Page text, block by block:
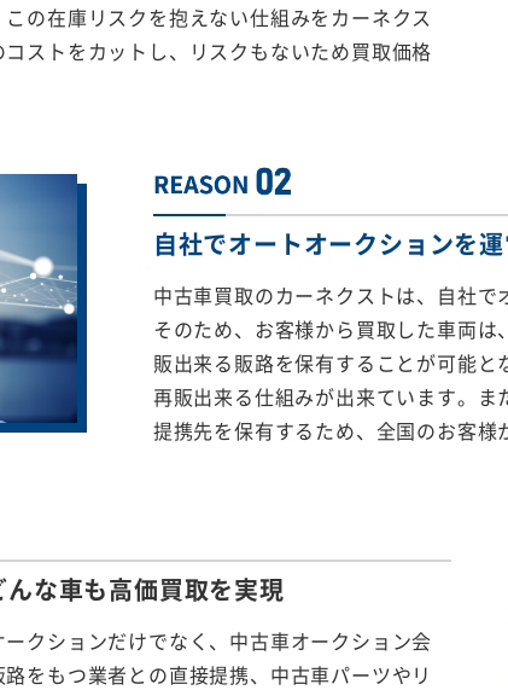
の在庫リスクを抱えない仕組みをカーネクス
ストをカットし、リスクもないため買取価格
自社でオートオークションを
中古車買取のカーネクストは、自社で
そのため、お客様から買取した車両
販出来る販路を保有することが可能
再販出来る仕組みが出来ています。
提携先を保有するため、全国のお客様
な車も高価買取を実現
クションだけでなく、中古車オークション会
をもつ業者との直接提携、中古車パーツやリ